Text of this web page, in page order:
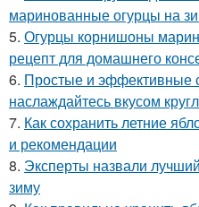
маринованные огурцы на
5. Огурцы корнишоны
рецепт для домашнего
6. Простые и эффективные
наслаждайтесь вкусом
7. Как сохранить летние
и рекомендации
8. Эксперты назвали
зиму